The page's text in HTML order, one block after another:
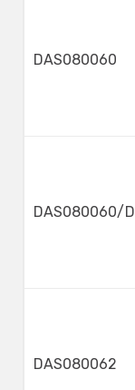
DAS080060
DAS080060/D
DAS080062